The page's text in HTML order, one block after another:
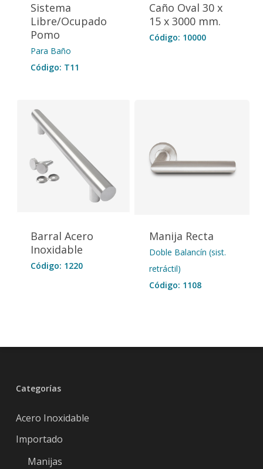
Sistema
Libre/Ocupado
Pomo
Para Baño
Código: T11
Caño Oval 30 x
15 x 3000 mm.
Código: 10000
Barral Acero
Inoxidable
Código: 1220
Manija Recta
Doble Balancín (sist.
retráctil)
Código: 1108
Categorías
Acero Inoxidable
Importado
Manijas